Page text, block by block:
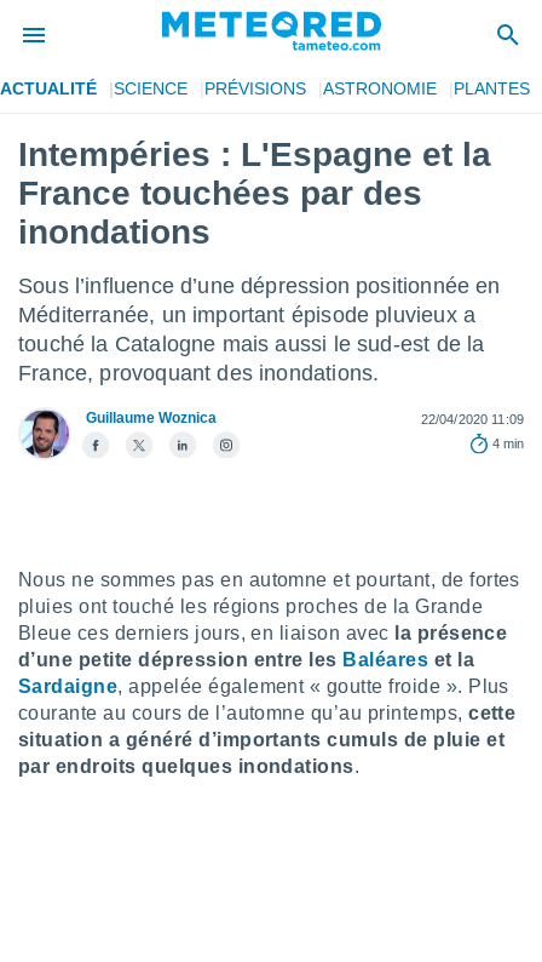
de
a
par
Vous
en
des
ACCEPTER
ET
CONTINUER
ACTUALITÉ SCIENCE PRÉVISIONS ASTRONOMIE PLANTES
Intempéries : L'Espagne et la
France touchées par des
inondations
Sous l’influence d’une dépression positionnée en
Méditerranée, un important épisode pluvieux a
touché la Catalogne mais aussi le sud-est de la
France, provoquant des inondations.
Guillaume Woznica
22/04/2020 11:09
4 min
Nous ne sommes pas en automne et pourtant, de fortes
pluies ont touché les régions proches de la Grande
Bleue ces derniers jours, en liaison avec la présence
d’une petite dépression entre les Baléares et la
Sardaigne, appelée également « goutte froide ». Plus
courante au cours de l’automne qu’au printemps,cette
situation a généré d’importants cumuls de pluie et
par endroits quelques inondations.